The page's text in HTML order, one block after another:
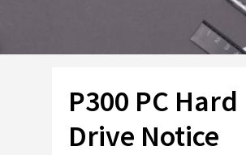
P300 PC Hard
Drive Notice